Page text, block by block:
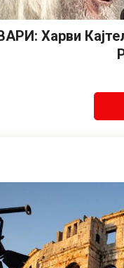
Харви